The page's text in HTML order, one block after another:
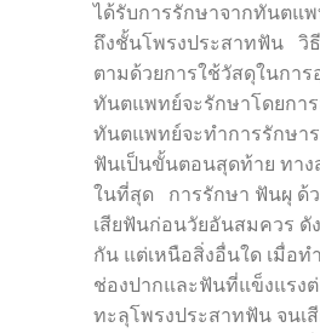
ได้รับการรักษาจากทันตแ
ถึงชั้นโพรงประสาทฟัน วิ
ตามด้วยการใช้วัสดุในกา
ทันตแพทย์จะรักษาโดยกา
ทันตแพทย์จะทำการรักษา
ฟันเป็นขั้นตอนสุดท้าย ทา
ในที่สุด การรักษา ฟันผุ ด้
เสียฟันก่อนวัยอันสมควร ดั
กัน แต่เหนือสิ่งอื่นใด เมื่อ
ช่องปากและฟันที่แข็งแรง
ทะลุโพรงประสาทฟัน จน